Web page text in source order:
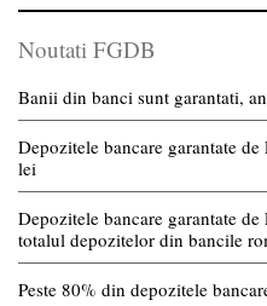
Noutati FGDB
Banii din banci sunt garantati,
Depozitele bancare garantate
lei
Depozitele bancare garantate
totalul depozitelor din bancile
Peste 80% din depozitele